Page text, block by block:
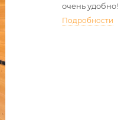
очень удобно!
Подробности